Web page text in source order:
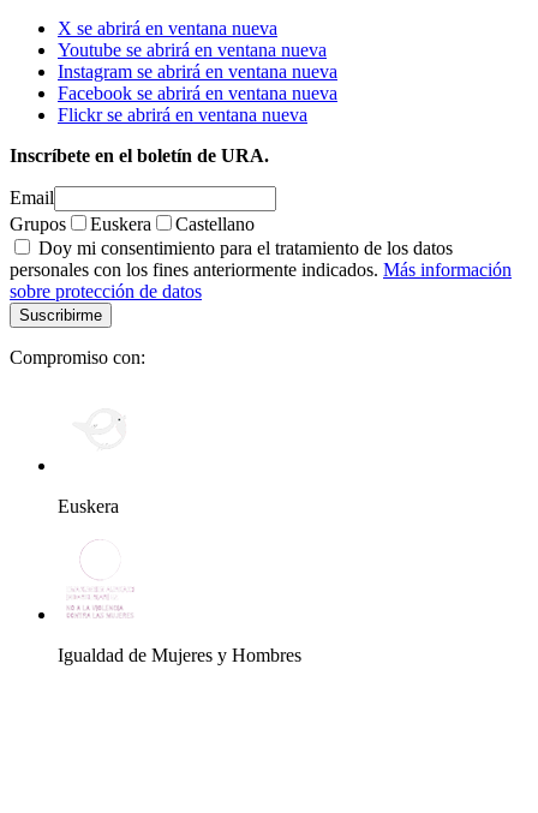
X se abrirá en ventana nueva
Youtube se abrirá en ventana nueva
Instagram se abrirá en ventana nueva
Facebook se abrirá en ventana nueva
Flickr se abrirá en ventana nueva
Inscríbete en el boletín de URA.
Email
Grupos
Euskera
Castellano
Doy mi consentimiento para el tratamiento de los datos
personales con los fines anteriormente indicados. Más información
sobre protección de datos
Compromiso con:
Euskera
Igualdad de Mujeres y Hombres